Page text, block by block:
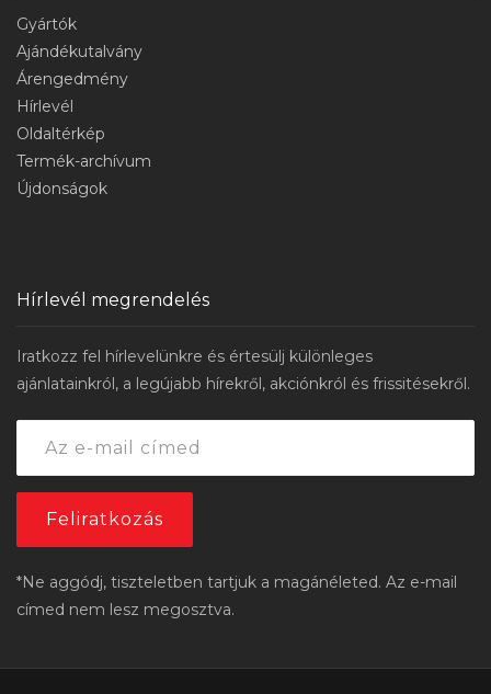
Gyártók
Ajándékutalvány
Árengedmény
Hírlevél
Oldaltérkép
Termék-archívum
Újdonságok
Hírlevél megrendelés
Iratkozz fel hírlevelünkre és értesülj különleges
ajánlatainkról, a legújabb hírekről, akciónkról és frissitésekről.
*Ne aggódj, tiszteletben tartjuk a magánéleted. Az e-mail
címed nem lesz megosztva.